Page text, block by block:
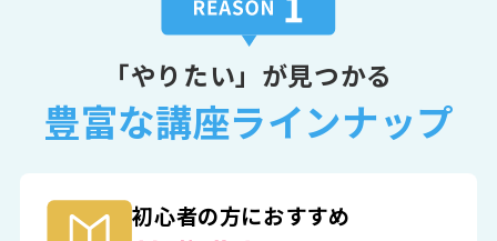
「やりたい」が見つかる
豊富な講座ラインナップ
初心者の方におすすめ